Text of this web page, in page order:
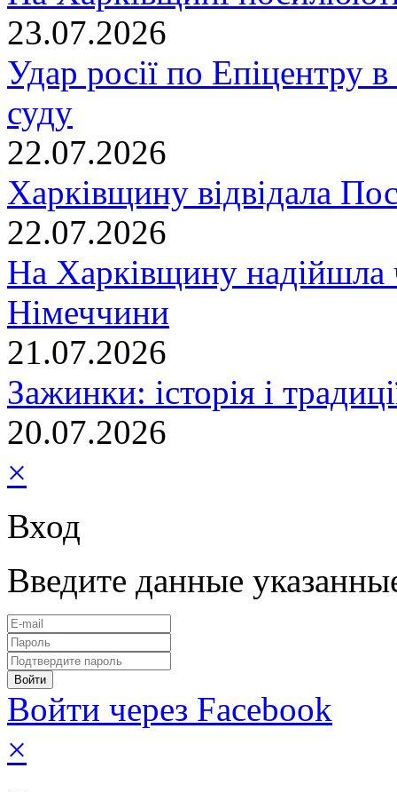
23.07.2026
Удар росії по Епіцентру
суду
22.07.2026
Харківщину відвідала
22.07.2026
На Харківщину надійшла
Німеччини
21.07.2026
Зажинки: історія і
20.07.2026
×
Вход
Введите данные
Войти через Facebook
×